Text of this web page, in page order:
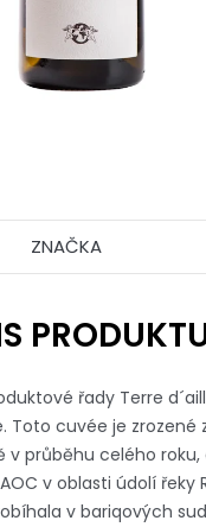
ZNAČKA
řady Terre
Toto cuvée je
průběhu celého
v oblasti údolí řeky
v bariqových